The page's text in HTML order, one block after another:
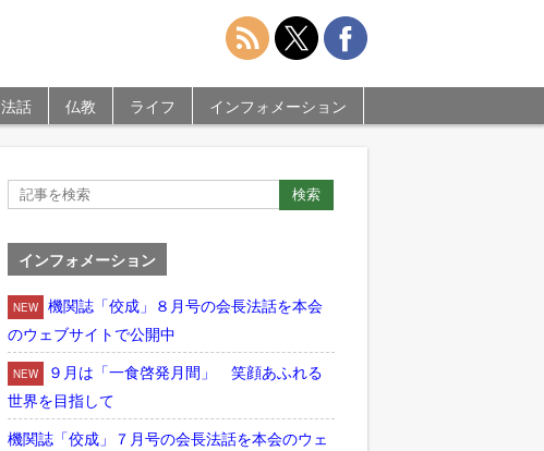
法話 仏教 ライフ インフォメーション
インフォメーション
NEW
機関誌「佼成」８月号の会長法話を本会
のウェブサイトで公開中
NEW
９月は「一食啓発月間」 笑顔あふれる
世界を目指して
機関誌「佼成」７月号の会長法話を本会のウェ